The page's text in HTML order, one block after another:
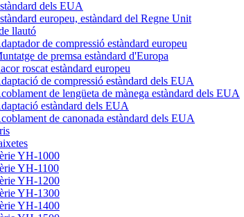
dels EUA
europeu, estàndard del Regne Unit
llautó
de compressió estàndard europeu
de premsa estàndard d'Europa
roscat estàndard europeu
de compressió estàndard dels EUA
de lengüeta de mànega estàndard dels EUA
estàndard dels EUA
de canonada estàndard dels EUA
YH-1000
YH-1100
YH-1200
YH-1300
YH-1400